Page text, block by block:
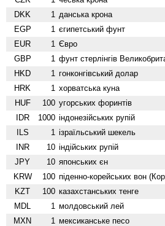
DKK 1 данська крона
EGP 1 єгипетський фунт
EUR 1 Євро
GBP 1 фунт стерлінгів
HKD 1 гонконгівський долар
HRK 1 хорватська куна
HUF 100 угорських форинтів
IDR 1000 індонезійських рупій
ILS 1 ізраїльський шекель
INR 10 індійських рупій
JPY 10 японських єн
KRW 100 піденно-корейських вон
KZT 100 казахстанських тенге
MDL 1 молдовський лей
MXN 1 мексиканське песо